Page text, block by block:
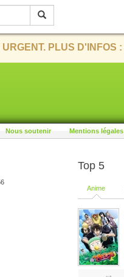
PLUS D'INFOS :
Nous soutenir Mentions légales
Top 5
Anime